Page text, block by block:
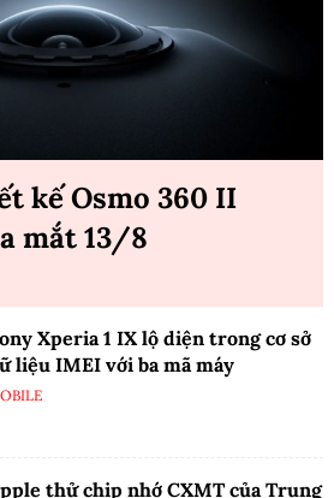
kế Osmo 360 II
mắt 13/8
Xperia 1 IX lộ diện trong cơ sở
liệu IMEI với ba mã máy
thử chip nhớ CXMT của Trung